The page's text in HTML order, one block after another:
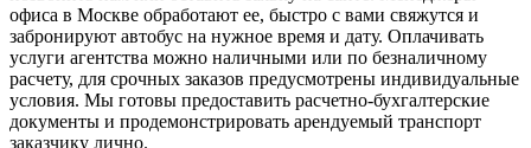
офиса в Москве обработают ее, быстро с вами свяжутся и
забронируют автобус на нужное время и дату. Оплачивать
услуги агентства можно наличными или по безналичному
расчету, для срочных заказов предусмотрены индивидуальные
условия. Мы готовы предоставить расчетно-бухгалтерские
документы и продемонстрировать арендуемый транспорт
заказчику лично.